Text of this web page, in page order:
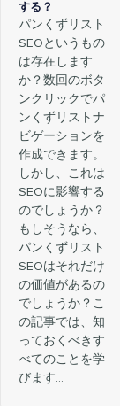
する？
パンくずリスト
SEOというもの
は存在します
か？数回のボタ
ンクリックでパ
ンくずリストナ
ビゲーションを
作成できます。
しかし、これは
SEOに影響する
のでしょうか？
もしそうなら、
パンくずリスト
SEOはそれだけ
の価値があるの
でしょうか？こ
の記事では、知
っておくべきす
べてのことを学
びます…